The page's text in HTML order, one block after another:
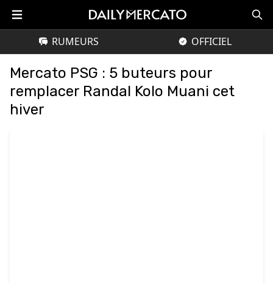
RUMEURS OFFICIEL
Mercato PSG : 5 buteurs pour
remplacer Randal Kolo Muani cet
hiver